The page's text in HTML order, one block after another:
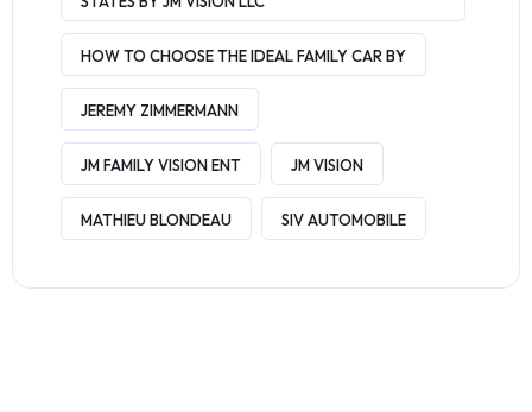
HOW TO CHOOSE THE IDEAL FAMILY CAR BY
JEREMY ZIMMERMANN
JM FAMILY VISION ENT JM VISION
MATHIEU BLONDEAU SIV AUTOMOBILE